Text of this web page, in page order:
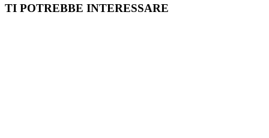
TI POTREBBE INTERESSARE